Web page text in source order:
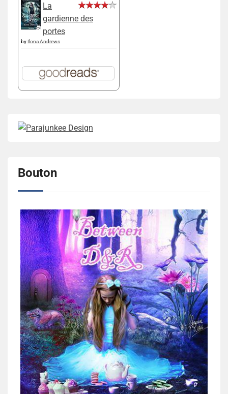
La
gardienne des
portes
by Ilona Andrews
Bouton